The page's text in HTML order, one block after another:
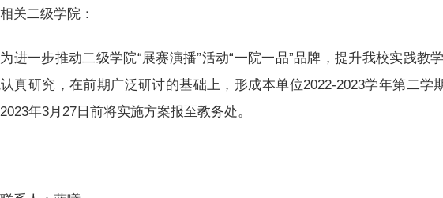
相关二级学院：
为进一步推动二级学院“展赛演播”活动“一院一品”品牌，提升我校实践教
真研究，在前期广泛研讨的基础上，形成本单位2022-2023学年第二学
年3月27日前将实施方案报至教务处。